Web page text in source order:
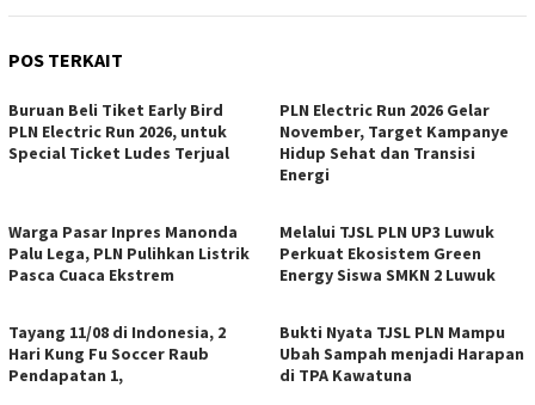
POS TERKAIT
Buruan Beli Tiket Early Bird
PLN Electric Run 2026, untuk
Special Ticket Ludes Terjual
PLN Electric Run 2026 Gelar
November, Target Kampanye
Hidup Sehat dan Transisi
Energi
Warga Pasar Inpres Manonda
Palu Lega, PLN Pulihkan Listrik
Pasca Cuaca Ekstrem
Melalui TJSL PLN UP3 Luwuk
Perkuat Ekosistem Green
Energy Siswa SMKN 2 Luwuk
Tayang 11/08 di Indonesia, 2
Hari Kung Fu Soccer Raub
Pendapatan 1,
Bukti Nyata TJSL PLN Mampu
Ubah Sampah menjadi Harapan
di TPA Kawatuna